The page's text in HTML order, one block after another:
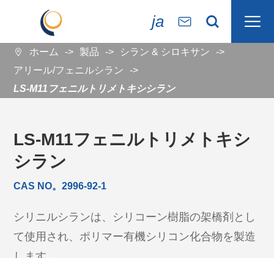
ja   
 ホーム 製品
シラン & シロキサン
アリール/フェニルシラン
LS-M11フェニルトリメトキシシラン
LS-M11フェニルトリメトキシ
シラン
CAS NO。2996-92-1
シリニルシランは、シリコーン樹脂の架橋剤とし
て使用され、ポリマー有機シリコン化合物を製造